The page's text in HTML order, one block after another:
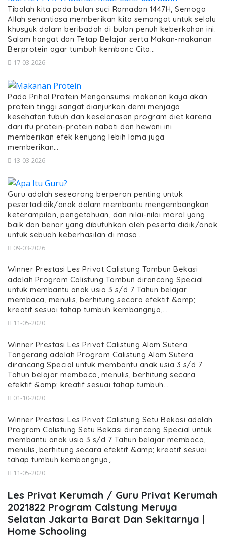
Tibalah kita pada bulan suci Ramadan 1447H, Semoga
Allah senantiasa memberikan kita semangat untuk selalu
khusyuk dalam beribadah di bulan penuh keberkahan ini.
Salam hangat dan Tetap Belajar serta Makan-makanan
Berprotein agar tumbuh kembanc Cita…
17-03-2026
Pada Prihal Protein Mengonsumsi makanan kaya akan
protein tinggi sangat dianjurkan demi menjaga
kesehatan tubuh dan keselarasan program diet karena
dari itu protein-protein nabati dan hewani ini
memberikan efek kenyang lebih lama juga
memberikan…
13-03-2026
Guru adalah seseorang berperan penting untuk
pesertadidik/anak dalam membantu mengembangkan
keterampilan, pengetahuan, dan nilai-nilai moral yang
baik dan benar yang dibutuhkan oleh peserta didik/anak
untuk sebuah keberhasilan di masa…
09-03-2026
Winner Prestasi Les Privat Calistung Tambun Bekasi
adalah Program Calistung Tambun dirancang Special
untuk membantu anak usia 3 s/d 7 Tahun belajar
membaca, menulis, berhitung secara efektif &amp;
kreatif sesuai tahap tumbuh kembangnya,…
11-05-2020
Winner Prestasi Les Privat Calistung Alam Sutera
Tangerang adalah Program Calistung Alam Sutera
dirancang Special untuk membantu anak usia 3 s/d 7
Tahun belajar membaca, menulis, berhitung secara
efektif &amp; kreatif sesuai tahap tumbuh…
01-10-2020
Winner Prestasi Les Privat Calistung Setu Bekasi adalah
Program Calistung Setu Bekasi dirancang Special untuk
membantu anak usia 3 s/d 7 Tahun belajar membaca,
menulis, berhitung secara efektif &amp; kreatif sesuai
tahap tumbuh kembangnya,…
11-05-2020
Les Privat Kerumah / Guru Privat Kerumah
2021822 Program Calstung Meruya
Selatan Jakarta Barat Dan Sekitarnya |
Home Schooling